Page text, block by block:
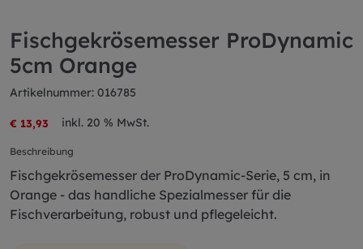
Fischgekrösemesser ProDynamic
5cm Orange
Artikelnummer: 016785
€ 13,93 inkl. 20 % MwSt.
Beschreibung
Fischgekrösemesser der ProDynamic-Serie, 5 cm, in
Orange - das handliche Spezialmesser für die
Fischverarbeitung, robust und pflegeleicht.